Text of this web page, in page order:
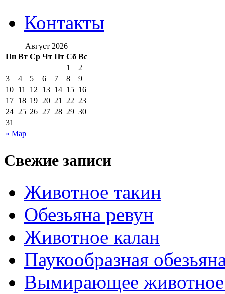
Контакты
Август 2026
Пн Вт Ср Чт Пт Сб Вс
« Мар
1
2
3
4 5 6 7 8
9
10 11 12 13 14 15 16
17 18 19 20 21 22 23
24 25 26 27 28 29 30
31
Свежие записи
Животное такин
Обезьяна ревун
Животное калан
Паукообразная
Вымирающее